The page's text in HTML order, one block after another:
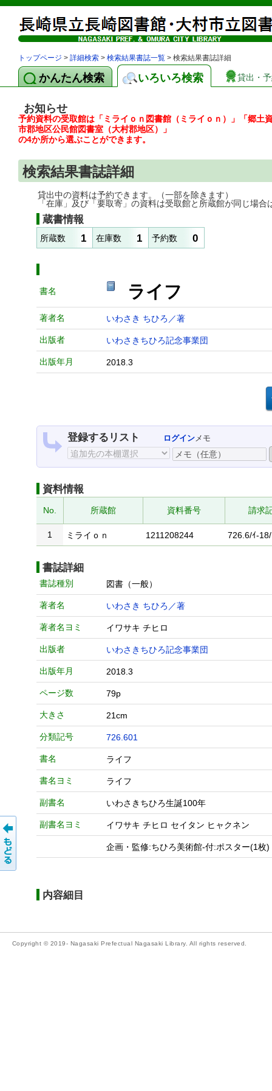
トップページ > 詳細検索 > 検索結果書誌一覧 > 検索結果書誌詳細
かんたん検索 いろいろ検索 貸出・
お知らせ
予約資料の受取館は「ミライｏｎ図書館（ミライｏｎ）」「郷
市郡地区公民館図書室（大村郡地区）」
の4か所から選ぶことができます。
検索結果書誌詳細
貸出中の資料は予約できます。（一部を除きます）
「在庫」及び「要取寄」の資料は受取館と所蔵館が同じ場合
蔵書情報
所蔵数 1 在庫数 1 予約数 0
書名 ライフ
著者名 いわさき ちひろ／著
出版者 いわさきちひろ記念事業団
出版年月 2018.3
登録するリスト ログインメモ
資料情報
No. 所蔵館 資料番号 請求
1 ミライｏｎ 1211208244 726.6/ｲ-18/
書誌詳細
書誌種別 図書（一般）
著者名 いわさき ちひろ／著
著者名ヨミ イワサキ チヒロ
出版者 いわさきちひろ記念事業団
出版年月 2018.3
ページ数 79p
大きさ 21cm
分類記号 726.601
書名 ライフ
書名ヨミ ライフ
副書名 いわさきちひろ生誕100年
副書名ヨミ イワサキ チヒロ セイタン ヒャクネン
企画・監修:ちひろ美術館-付:ポスター(1枚)
内容細目
Copyright © 2019- Nagasaki Prefectual Nagasaki Library. All rights reserved.